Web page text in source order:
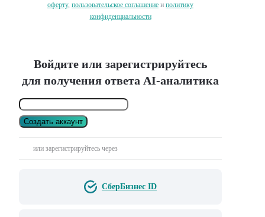
оферту, пользовательское соглашение и политику
конфиденциальности
Войдите или зарегистрируйтесь
для получения ответа AI-аналитика
Создать аккаунт
или зарегистрируйтесь через
СберБизнес ID